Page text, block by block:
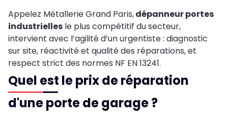
Appelez Métallerie Grand Paris,dépanneur portes
industrielles le plus compétitif du secteur,
intervient avec l’agilité d’un urgentiste : diagnostic
sur site, réactivité et qualité des réparations, et
respect strict des normes NF EN 13241.
Quel est le prix de réparation
d'une porte de garage ?